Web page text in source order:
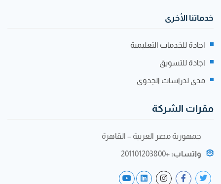
خدماتنا الأخرى
اجادة للخدمات التعليمية
اجادة للتسويق
مدى لدراسات الجدوى
مقرات الشركة
جمهورية مصر العربية – القاهرة
واتساب: +201101203800